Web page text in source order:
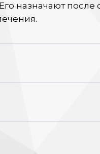
назначают после